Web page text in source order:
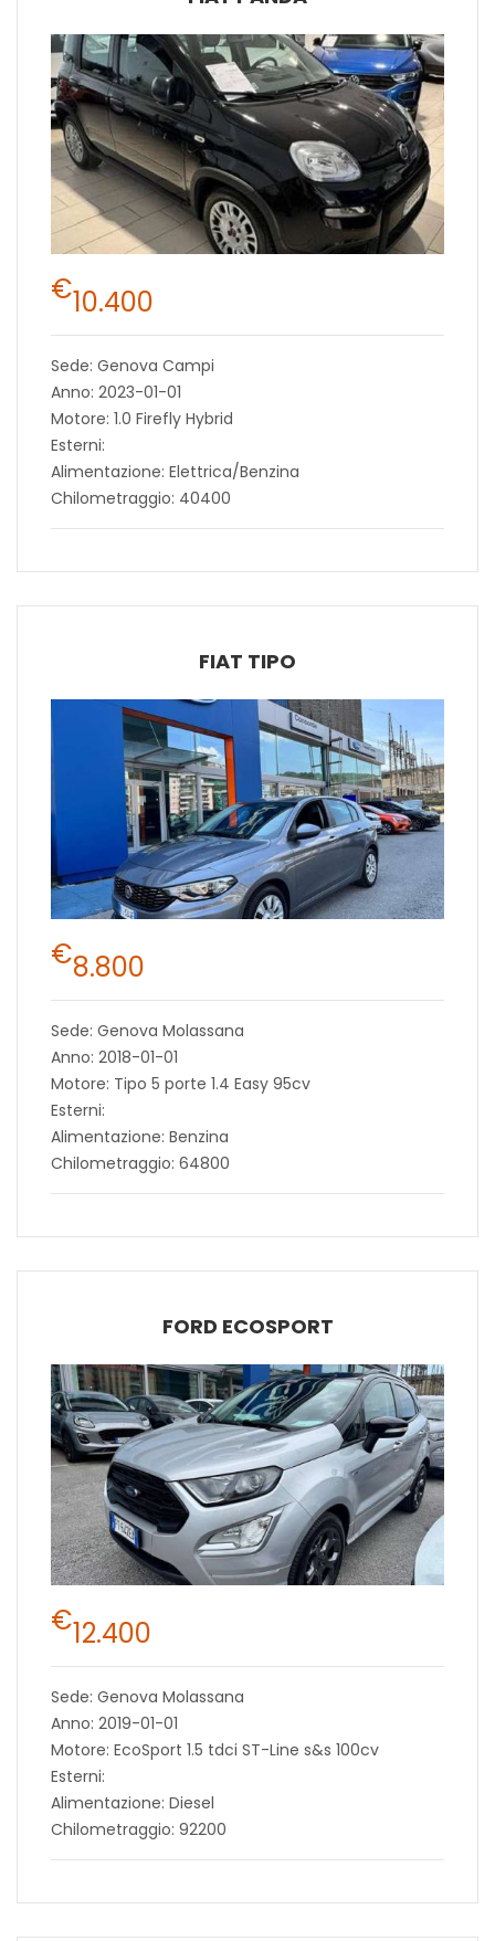
€10.400
Sede: Genova Campi
Anno: 2023-01-01
Motore: 1.0 Firefly Hybrid
Esterni:
Alimentazione: Elettrica/Benzina
Chilometraggio: 40400
FIAT TIPO
€8.800
Sede: Genova Molassana
Anno: 2018-01-01
Motore: Tipo 5 porte 1.4 Easy 95cv
Esterni:
Alimentazione: Benzina
Chilometraggio: 64800
FORD ECOSPORT
€12.400
Sede: Genova Molassana
Anno: 2019-01-01
Motore: EcoSport 1.5 tdci ST-Line s&s 100cv
Esterni:
Alimentazione: Diesel
Chilometraggio: 92200